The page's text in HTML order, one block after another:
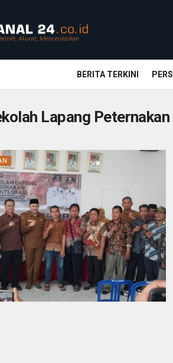
BERITA TERKINI
Lapang Peternakan